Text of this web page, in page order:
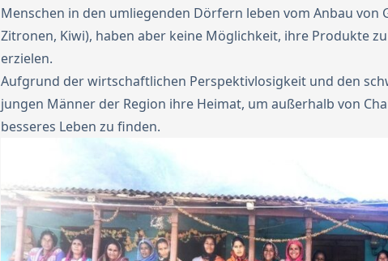
Menschen in den umliegenden Dörfern leben vom Anbau von
Zitronen, Kiwi), haben aber keine Möglichkeit, ihre Produkte
erzielen.
Aufgrund der wirtschaftlichen Perspektivlosigkeit und den
jungen Männer der Region ihre Heimat, um außerhalb von
besseres Leben zu finden.